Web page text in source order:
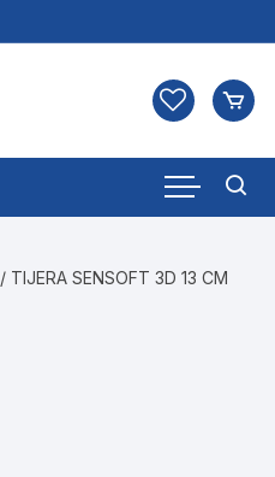
/ TIJERA SENSOFT 3D 13 CM